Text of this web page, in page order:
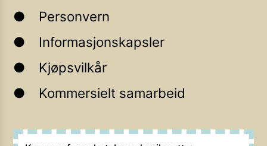
Personvern
Informasjonskapsler
Kjøpsvilkår
Kommersielt samarbeid